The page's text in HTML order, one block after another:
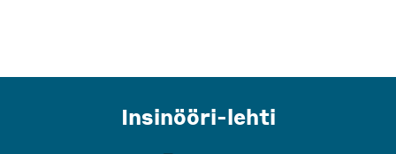
Insinööri-lehti